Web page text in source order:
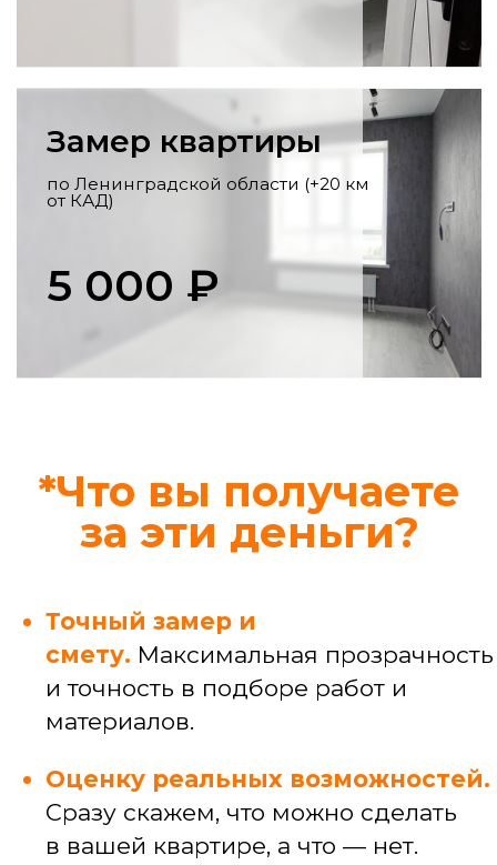
профессиональный перенос стояков,
розеток, выводов под сантехнику по
Узнать стоимость конкретной услуги
Профессиональные
услуги
Услуги мастера широкого профиля